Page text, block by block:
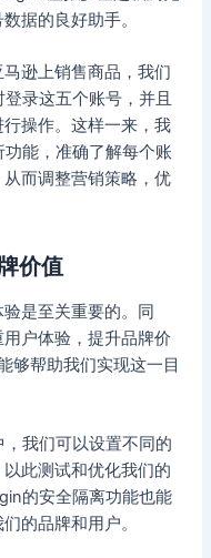
据的良好助手。
逊上销售商品，我们
录这五个账号，并且
操作。这样一来，我
能，准确了解每个账
而调整营销策略，优
价值
是至关重要的。同
户体验，提升品牌价
够帮助我们实现这一目
我们可以设置不同的
此测试和优化我们的
的安全隔离功能也能
的品牌和用户。